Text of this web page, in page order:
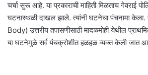
चर्चा सुरू आहे. या प्रकाराची माहिती मिळताच गेवराई
घटनास्‍थळी दाखल झाले. त्‍यांनी घटनेचा पंचनामा
Body) उत्तरीय तपासणीसाठी मादळमोही येथील
या घटनेमुळे सर्व पंचक्रोशीत हळहळ व्यक्त केली जात